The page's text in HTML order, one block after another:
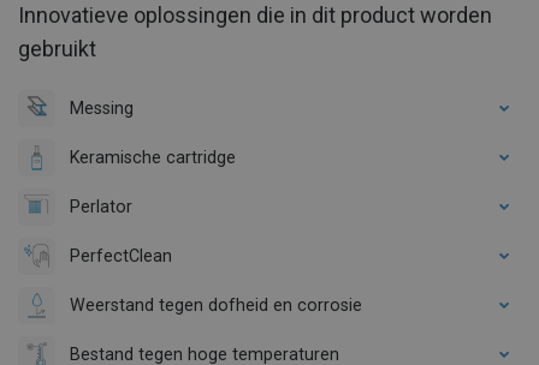
Innovatieve oplossingen die in dit product worden
gebruikt
Messing
Keramische cartridge
Perlator
PerfectClean
Weerstand tegen dofheid en corrosie
Bestand tegen hoge temperaturen